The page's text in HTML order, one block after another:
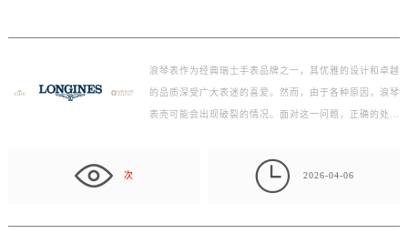
浪琴表作为经典瑞士手表品牌之一，其优雅的设计和卓越
的品质深受广大表迷的喜爱。然而，由于各种原因，浪琴
表壳可能会出现破裂的情况。面对这一问题，正确的处
次  2026-04-06